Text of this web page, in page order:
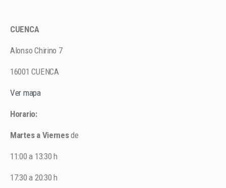
CUENCA
Alonso Chirino 7
16001 CUENCA
Ver mapa
Horario:
Martes a Viernesde
11:00 a 13:30 h
17:30 a 20:30 h